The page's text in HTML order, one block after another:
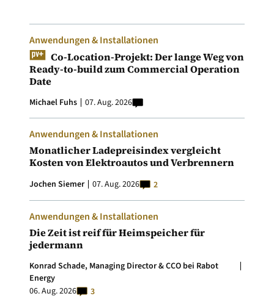
Anwendungen & Installationen
Co-Location-Projekt: Der lange Weg von
Ready-to-build zum Commercial Operation
Date
Michael Fuhs 07. Aug. 2026
Anwendungen & Installationen
Monatlicher Ladepreisindex vergleicht
Kosten von Elektroautos und Verbrennern
Jochen Siemer 07. Aug. 2026 2
Anwendungen & Installationen
Die Zeit ist reif für Heimspeicher für
jedermann
Konrad Schade, Managing Director & CCO bei Rabot
Energy
06. Aug. 2026
3